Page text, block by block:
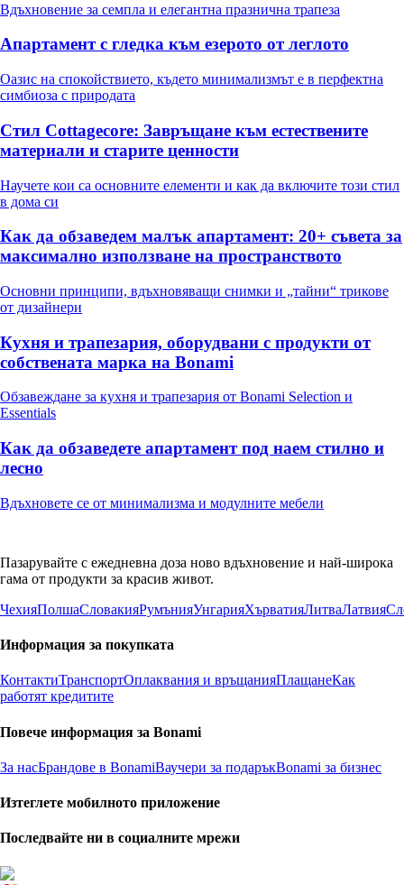
Вдъхновение за семпла и елегантна празнична трапеза
Апартамент с гледка към езерото от леглото
Оазис на спокойствието, където минимализмът е в перфектна
симбиоза с природата
Стил Cottagecore: Завръщане към естествените
материали и старите ценности
Научете кои са основните елементи и как да включите този стил
в дома си
Как да обзаведем малък апартамент: 20+ съвета за
максимално използване на пространството
Основни принципи, вдъхновяващи снимки и „тайни“ трикове
от дизайнери
Кухня и трапезария, оборудвани с продукти от
собствената марка на Bonami
Обзавеждане за кухня и трапезария от Bonami Selection и
Essentials
Как да обзаведете апартамент под наем стилно и
лесно
Вдъхновете се от минимализма и модулните мебели
Пазарувайте с ежедневна доза ново вдъхновение и най-широка
гама от продукти за красив живот.
ЧехияПолшаСловакияРумънияУнгарияХърватияЛитваЛатвия
Информация за покупката
КонтактиТранспортОплаквания и връщанияПлащанеКак
работят кредитите
Повече информация за Bonami
За насБрандове в BonamiВаучери за подаръкBonami за бизнес
Изтеглете мобилното приложение
Последвайте ни в социалните мрежи